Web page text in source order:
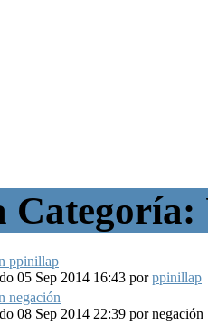
ppinillap
05 Sep 2014 16:43 porppinillap
negación
08 Sep 2014 22:39 pornegación